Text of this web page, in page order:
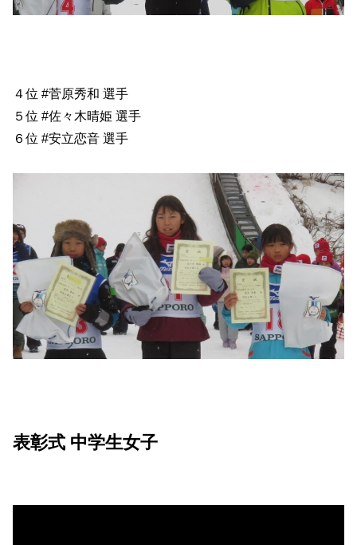
４位 #菅原秀和 選手
５位 #佐々木晴姫 選手
６位 #安立恋音 選手
表彰式 中学生女子